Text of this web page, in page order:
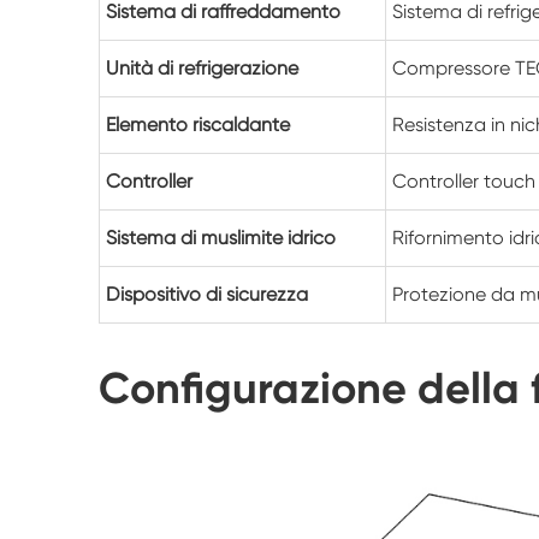
Sistema di raffreddamento Sistema di
Unità di refrigerazione Compressore
Elemento riscaldante Resistenza in
Controller Controller touch
Sistema di muslimite idrico Rifornimento
Dispositivo di sicurezza Protezione da
Configurazione